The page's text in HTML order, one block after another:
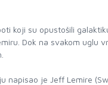
koji su opustošili
Dok na svakom uglu
je Jeff Lemire